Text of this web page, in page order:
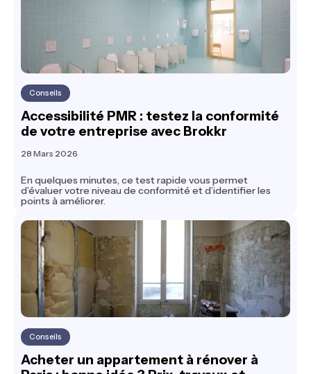
Conseils
Accessibilité PMR : testez la conformité
de votre entreprise avec Brokkr
28 Mars 2026
En quelques minutes, ce test rapide vous permet
d’évaluer votre niveau de conformité et d’identifier les
points à améliorer.
Conseils
Acheter un appartement à rénover à